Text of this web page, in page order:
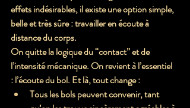
effets indésirables, il existe une option simple,
belle et très sûre : travailler en écoute à
distance du corps.
On quitte la logique du “contact” et de
l’intensité mécanique. On revient à l’essentiel
: l’écoute du bol. Et là, tout change :
Tous les bols peuvent convenir, tant